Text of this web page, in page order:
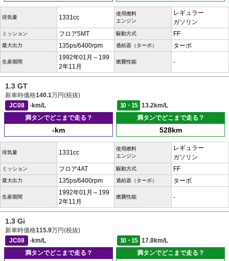
排気量 1331cc
使用燃料
エンジン
レギュラー
ガソリン
ミッション フロア5MT 駆動方式 FF
最大出力 135ps/6400rpm 過給器（ターボ） ターボ
生産期間
1992年01月～199
2年11月
燃費性能 -
1.3 GT
新車時価格140.1万円(税抜)
JC08
-km/L 10・15
13.2km/L
満タンでどこまで走る？
-km
満タンでどこまで走る？
528km
排気量 1331cc
使用燃料
エンジン
レギュラー
ガソリン
ミッション フロア4AT 駆動方式 FF
最大出力 135ps/6400rpm 過給器（ターボ） ターボ
生産期間
1992年01月～199
2年11月
燃費性能 -
1.3 Gi
新車時価格115.9万円(税抜)
JC08
-km/L 10・15
17.8km/L
満タンでどこまで走る？
満タンでどこまで走る？